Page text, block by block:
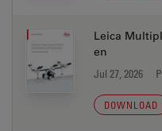
Leica
en
Jul 27, 2026
DOWNLOAD